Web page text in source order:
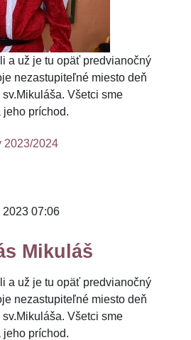
a už je tu opäť predvianočný
nezastupiteľné miesto deň
Všetci sme
jeho príchod.
2023/2024
2023 07:06
Mikuláš
a už je tu opäť predvianočný
nezastupiteľné miesto deň
Všetci sme
jeho príchod.